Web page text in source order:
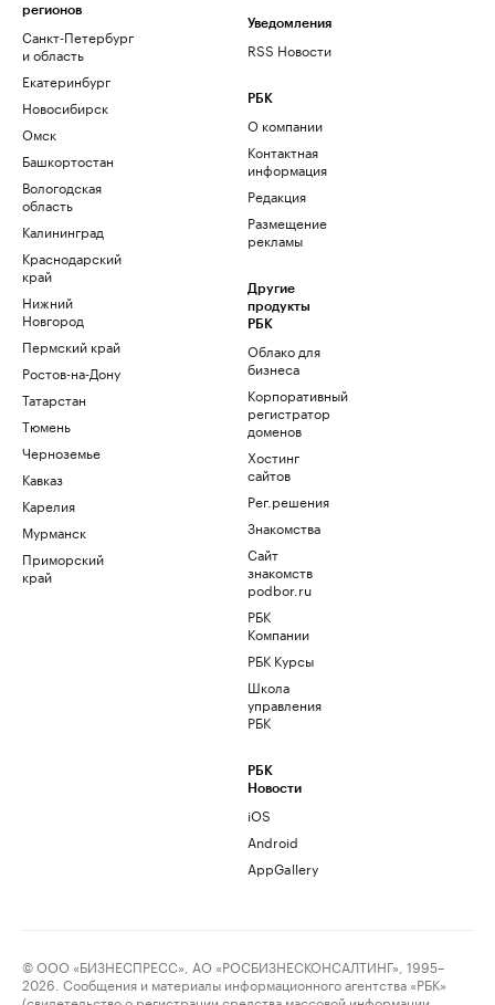
регионов
Санкт-Петербург
и область
Екатеринбург
Новосибирск
Омск
Башкортостан
Вологодская
область
Калининград
Краснодарский
край
Нижний
Новгород
Пермский край
Ростов-на-Дону
Татарстан
Тюмень
Черноземье
Кавказ
Карелия
Мурманск
Приморский
край
Уведомления
RSS Новости
РБК
О компании
Контактная
информация
Редакция
Размещение
рекламы
Другие
продукты
РБК
Облако для
бизнеса
Корпоративный
регистратор
доменов
Хостинг
сайтов
Рег.решения
Знакомства
Сайт
знакомств
podbor.ru
РБК
Компании
РБК Курсы
Школа
управления
РБК
РБК
Новости
iOS
Android
AppGallery
© ООО «БИЗНЕСПРЕСС», АО «РОСБИЗНЕСКОНСАЛТИНГ», 1995–
2026. Сообщения и материалы информационного агентства «РБК»